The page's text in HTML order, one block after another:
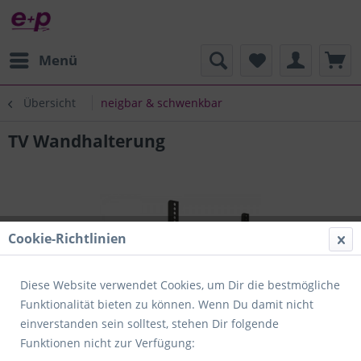
Menü
Übersicht neigbar & schwenkbar
TV Wandhalterung
Cookie-Richtlinien
Diese Website verwendet Cookies, um Dir die bestmögliche
Funktionalität bieten zu können. Wenn Du damit nicht
einverstanden sein solltest, stehen Dir folgende
Funktionen nicht zur Verfügung: